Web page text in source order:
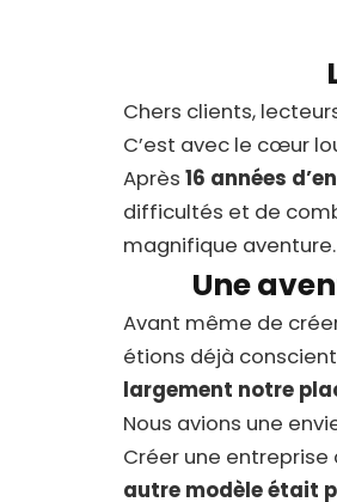
Chers clients,
C’est avec le cœur
Après 16 années
difficultés et de
magnifique aventure.
Une
Avant même de
étions déjà
largement notre
Nous avions une
Créer une entreprise
autre modèle était